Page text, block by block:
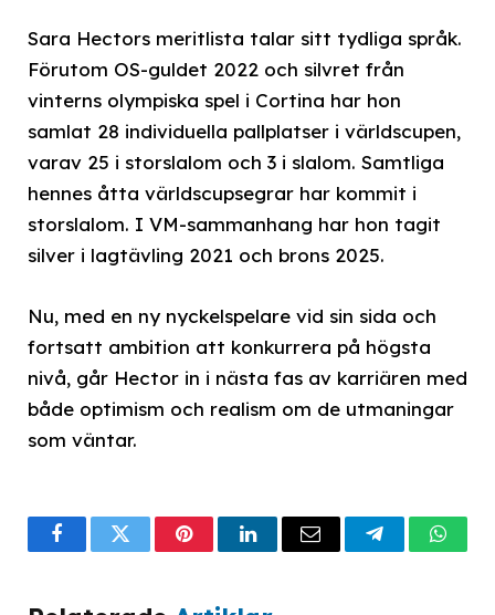
Sara Hectors meritlista talar sitt tydliga språk.
Förutom OS-guldet 2022 och silvret från
vinterns olympiska spel i Cortina har hon
samlat 28 individuella pallplatser i världscupen,
varav 25 i storslalom och 3 i slalom. Samtliga
hennes åtta världscupsegrar har kommit i
storslalom. I VM-sammanhang har hon tagit
silver i lagtävling 2021 och brons 2025.
Nu, med en ny nyckelspelare vid sin sida och
fortsatt ambition att konkurrera på högsta
nivå, går Hector in i nästa fas av karriären med
både optimism och realism om de utmaningar
som väntar.
FacebookTwitterPinterestLinkedInEmail Telegram